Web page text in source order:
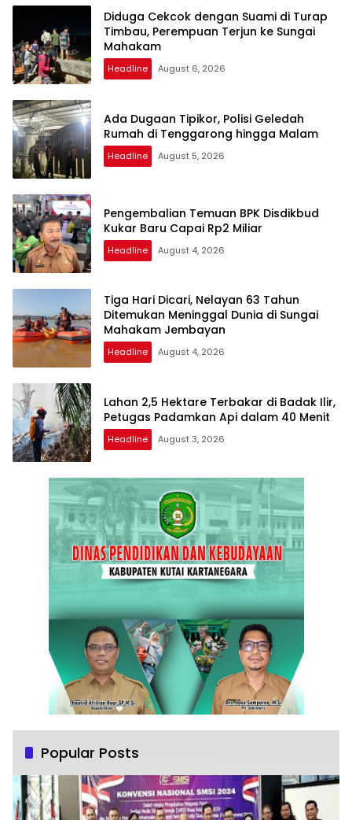
Diduga Cekcok dengan Suami di Turap
Timbau, Perempuan Terjun ke Sungai
Mahakam
Headline August 6, 2026
Ada Dugaan Tipikor, Polisi Geledah
Rumah di Tenggarong hingga Malam
Headline August 5, 2026
Pengembalian Temuan BPK Disdikbud
Kukar Baru Capai Rp2 Miliar
Headline August 4, 2026
Tiga Hari Dicari, Nelayan 63 Tahun
Ditemukan Meninggal Dunia di Sungai
Mahakam Jembayan
Headline August 4, 2026
Lahan 2,5 Hektare Terbakar di Badak Ilir,
Petugas Padamkan Api dalam 40 Menit
Headline August 3, 2026
Popular Posts